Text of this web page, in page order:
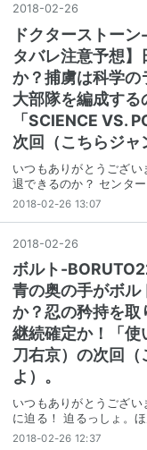
2018-02-26
ドクターストー
タバレ注意予想
か？捕虜は科学の
大部隊を編成す
「SCIENCE VS.
次回（こちらジャ
いつもありがとうござ
退できるのか？ センタ
2018-02-26 13:07
2018-02-26
ボルト-
青の奥の手がボル
か？忍の矜持を
継続確定か！「
刀右京）の次回
よ）。
いつもありがとうござ
に迫る！ 迫るっしょ。ほ
2018-02-26 12:37